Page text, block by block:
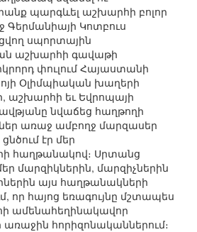
պարգևել աշխարհի բոլոր
Գերմանիայի Կոտբուս
սպորտային
աշխարհի գավաթի
փուլում Հայաստանի
Օլիմպիական խաղերի
աշխարհի եւ Եվրոպայի
նվաճեց հաղթողի
առաջ ամբողջ մարզասեր
էր մեր
հաղթանակով։ Սրտանց
մարզիկներին, մարզիչներին
այս հաղթանակների
որ հայոց եռագույնը մշտապես
ամենահեղինակավոր
հորիզոնականներում։